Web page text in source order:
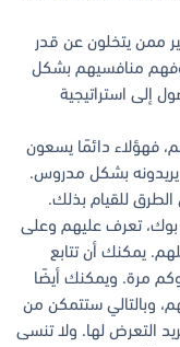
ممن يتخلون عن قدر
منافسيهم بشكل
إلى استراتيجية
فهؤلاء دائمًا يسعون
يريدونه بشكل مدروس.
للقيام بذلك.
تعرف عليهم وعلى
يمكنك أن تتابع
مرة. ويمكنك أيضًا
وبالتالي ستتمكن من
التعرض لها. ولا تنسى